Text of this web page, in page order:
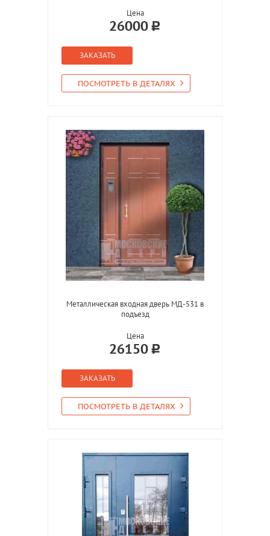
Цена
26000
ЗАКАЗАТЬ
ПОСМОТРЕТЬ В ДЕТАЛЯХ
Металлическая входная дверь МД-531 в
подъезд
Цена
26150
ЗАКАЗАТЬ
ПОСМОТРЕТЬ В ДЕТАЛЯХ